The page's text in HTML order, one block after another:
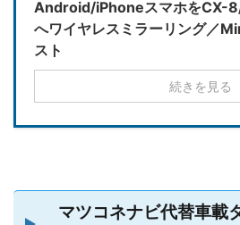
Android/iPhoneスマホをCX-
へワイヤレスミラーリング／
スト
続きを見る
マツコネナビ代替車載